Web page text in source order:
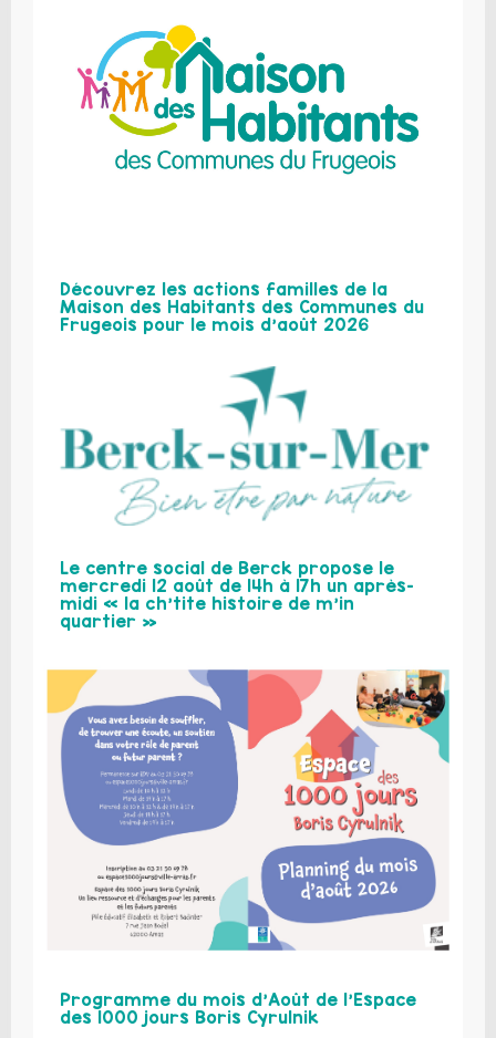
Découvrez les actions familles de la
Maison des Habitants des Communes du
Frugeois pour le mois d’août 2026
Le centre social de Berck propose le
mercredi 12 août de 14h à 17h un après-
midi « la ch’tite histoire de m’in
quartier »
Programme du mois d’Août de l’Espace
des 1000 jours Boris Cyrulnik